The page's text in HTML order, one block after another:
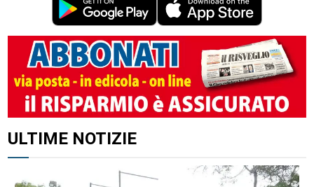
ALTRI ARTICOLI DI QUESTO AUTORE